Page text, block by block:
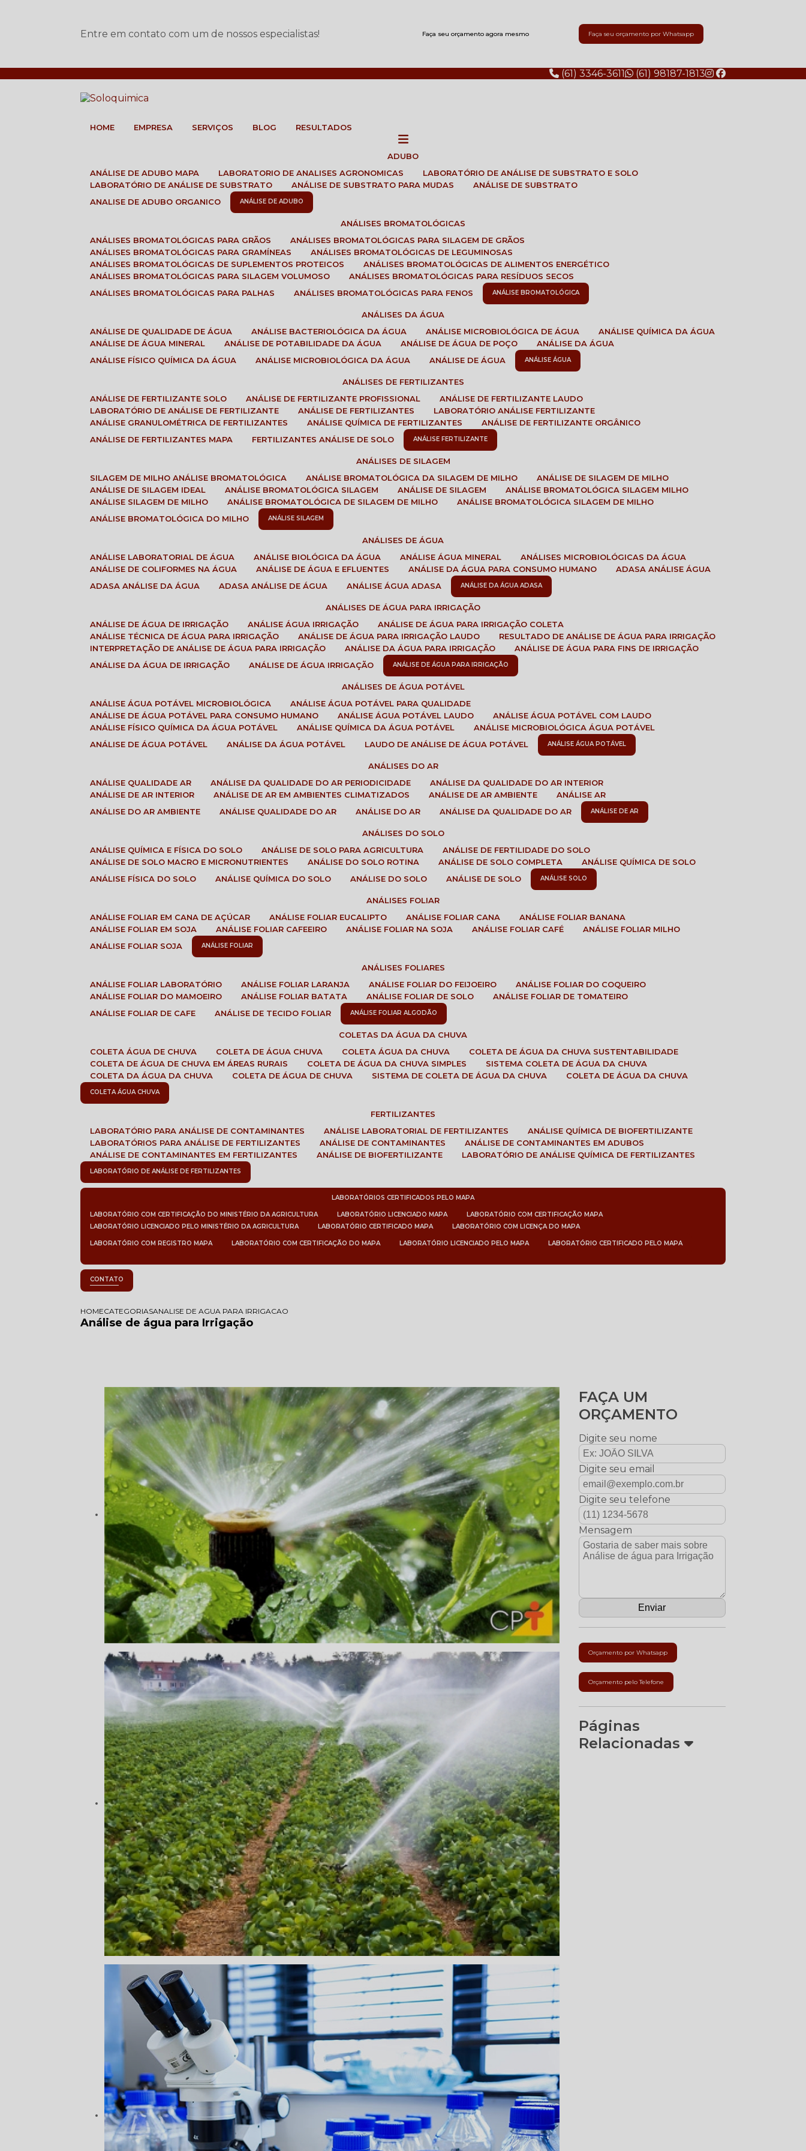
Entre em contato com um de nossos especialistas! Faça seu orçamento agora mesmo Faça seu orçamento por Whatsapp
(61) 3346-3611 (61) 98187-1813
HOME EMPRESA SERVIÇOS BLOG RESULTADOS
ADUBO
ANÁLISE DE ADUBO MAPA
LABORATORIO DE ANALISES AGRONOMICAS
LABORATÓRIO DE ANÁLISE DE SUBSTRATO E SOLO
LABORATÓRIO DE ANÁLISE DE SUBSTRATO
ANÁLISE DE SUBSTRATO PARA MUDAS
ANÁLISE DE SUBSTRATO
ANALISE DE ADUBO ORGANICO
ANÁLISE DE ADUBO
ANÁLISES BROMATOLÓGICAS
ANÁLISES BROMATOLÓGICAS PARA GRÃOS
ANÁLISES BROMATOLÓGICAS PARA SILAGEM DE GRÃOS
ANÁLISES BROMATOLÓGICAS PARA GRAMÍNEAS
ANÁLISES BROMATOLÓGICAS DE LEGUMINOSAS
ANÁLISES BROMATOLÓGICAS DE SUPLEMENTOS PROTEICOS
ANÁLISES BROMATOLÓGICAS DE ALIMENTOS ENERGÉTICO
ANÁLISES BROMATOLÓGICAS PARA SILAGEM VOLUMOSO
ANÁLISES BROMATOLÓGICAS PARA RESÍDUOS SECOS
ANÁLISES BROMATOLÓGICAS PARA PALHAS
ANÁLISES BROMATOLÓGICAS PARA FENOS ANÁLISE BROMATOLÓGICA
ANÁLISES DA ÁGUA
ANÁLISE DE QUALIDADE DE ÁGUA
ANÁLISE BACTERIOLÓGICA DA ÁGUA ANÁLISE MICROBIOLÓGICA DE ÁGUA
ANÁLISE QUÍMICA DA ÁGUA
ANÁLISE DE ÁGUA MINERAL
ANÁLISE DE POTABILIDADE DA ÁGUA ANÁLISE DE ÁGUA DE POÇO
ANÁLISE DA ÁGUA
ANÁLISE FÍSICO QUÍMICA DA ÁGUA
ANÁLISE MICROBIOLÓGICA DA ÁGUA ANÁLISE DE ÁGUA ANÁLISE ÁGUA
ANÁLISES DE FERTILIZANTES
ANÁLISE DE FERTILIZANTE SOLO
ANÁLISE DE FERTILIZANTE PROFISSIONAL
ANÁLISE DE FERTILIZANTE LAUDO
LABORATÓRIO DE ANÁLISE DE FERTILIZANTE
ANÁLISE DE FERTILIZANTES
LABORATÓRIO ANÁLISE FERTILIZANTE
ANÁLISE GRANULOMÉTRICA DE FERTILIZANTES
ANÁLISE QUÍMICA DE FERTILIZANTES
ANÁLISE DE FERTILIZANTE ORGÂNICO
ANÁLISE DE FERTILIZANTES MAPA
FERTILIZANTES ANÁLISE DE SOLO ANÁLISE FERTILIZANTE
ANÁLISES DE SILAGEM
SILAGEM DE MILHO ANÁLISE BROMATOLÓGICA
ANÁLISE BROMATOLÓGICA DA SILAGEM DE MILHO
ANÁLISE DE SILAGEM DE MILHO
ANÁLISE DE SILAGEM IDEAL
ANÁLISE BROMATOLÓGICA SILAGEM ANÁLISE DE SILAGEM
ANÁLISE BROMATOLÓGICA SILAGEM MILHO
ANÁLISE SILAGEM DE MILHO
ANÁLISE BROMATOLÓGICA DE SILAGEM DE MILHO
ANÁLISE BROMATOLÓGICA SILAGEM DE MILHO
ANÁLISE BROMATOLÓGICA DO MILHO
ANÁLISE SILAGEM
ANÁLISES DE ÁGUA
ANÁLISE LABORATORIAL DE ÁGUA
ANÁLISE BIOLÓGICA DA ÁGUA ANÁLISE ÁGUA MINERAL
ANÁLISES MICROBIOLÓGICAS DA ÁGUA
ANÁLISE DE COLIFORMES NA ÁGUA
ANÁLISE DE ÁGUA E EFLUENTES ANÁLISE DA ÁGUA PARA CONSUMO HUMANO
ADASA ANÁLISE ÁGUA
ADASA ANÁLISE DA ÁGUA
ADASA ANÁLISE DE ÁGUA ANÁLISE ÁGUA ADASA ANÁLISE DA ÁGUA ADASA
ANÁLISES DE ÁGUA PARA IRRIGAÇÃO
ANÁLISE DE ÁGUA DE IRRIGAÇÃO
ANÁLISE ÁGUA IRRIGAÇÃO
ANÁLISE DE ÁGUA PARA IRRIGAÇÃO COLETA
ANÁLISE TÉCNICA DE ÁGUA PARA IRRIGAÇÃO
ANÁLISE DE ÁGUA PARA IRRIGAÇÃO LAUDO
RESULTADO DE ANÁLISE DE ÁGUA PARA IRRIGAÇÃO
INTERPRETAÇÃO DE ANÁLISE DE ÁGUA PARA IRRIGAÇÃO
ANÁLISE DA ÁGUA PARA IRRIGAÇÃO
ANÁLISE DE ÁGUA PARA FINS DE IRRIGAÇÃO
ANÁLISE DA ÁGUA DE IRRIGAÇÃO
ANÁLISE DE ÁGUA IRRIGAÇÃO ANÁLISE DE ÁGUA PARA IRRIGAÇÃO
ANÁLISES DE ÁGUA POTÁVEL
ANÁLISE ÁGUA POTÁVEL MICROBIOLÓGICA
ANÁLISE ÁGUA POTÁVEL PARA QUALIDADE
ANÁLISE DE ÁGUA POTÁVEL PARA CONSUMO HUMANO
ANÁLISE ÁGUA POTÁVEL LAUDO
ANÁLISE ÁGUA POTÁVEL COM LAUDO
ANÁLISE FÍSICO QUÍMICA DA ÁGUA POTÁVEL
ANÁLISE QUÍMICA DA ÁGUA POTÁVEL
ANÁLISE MICROBIOLÓGICA ÁGUA POTÁVEL
ANÁLISE DE ÁGUA POTÁVEL
ANÁLISE DA ÁGUA POTÁVEL LAUDO DE ANÁLISE DE ÁGUA POTÁVEL ANÁLISE ÁGUA POTÁVEL
ANÁLISES DO AR
ANÁLISE QUALIDADE AR
ANÁLISE DA QUALIDADE DO AR PERIODICIDADE
ANÁLISE DA QUALIDADE DO AR INTERIOR
ANÁLISE DE AR INTERIOR
ANÁLISE DE AR EM AMBIENTES CLIMATIZADOS ANÁLISE DE AR AMBIENTE
ANÁLISE AR
ANÁLISE DO AR AMBIENTE
ANÁLISE QUALIDADE DO AR ANÁLISE DO AR ANÁLISE DA QUALIDADE DO AR ANÁLISE DE AR
ANÁLISES DO SOLO
ANÁLISE QUÍMICA E FÍSICA DO SOLO
ANÁLISE DE SOLO PARA AGRICULTURA
ANÁLISE DE FERTILIDADE DO SOLO
ANÁLISE DE SOLO MACRO E MICRONUTRIENTES
ANÁLISE DO SOLO ROTINA ANÁLISE DE SOLO COMPLETA
ANÁLISE QUÍMICA DE SOLO
ANÁLISE FÍSICA DO SOLO
ANÁLISE QUÍMICA DO SOLO ANÁLISE DO SOLO ANÁLISE DE SOLO ANÁLISE SOLO
ANÁLISES FOLIAR
ANÁLISE FOLIAR EM CANA DE AÇÚCAR
ANÁLISE FOLIAR EUCALIPTO ANÁLISE FOLIAR CANA
ANÁLISE FOLIAR BANANA
ANÁLISE FOLIAR EM SOJA
ANÁLISE FOLIAR CAFEEIRO ANÁLISE FOLIAR NA SOJA ANÁLISE FOLIAR CAFÉ
ANÁLISE FOLIAR MILHO
ANÁLISE FOLIAR SOJA
ANÁLISE FOLIAR
ANÁLISES FOLIARES
ANÁLISE FOLIAR LABORATÓRIO
ANÁLISE FOLIAR LARANJA ANÁLISE FOLIAR DO FEIJOEIRO
ANÁLISE FOLIAR DO COQUEIRO
ANÁLISE FOLIAR DO MAMOEIRO
ANÁLISE FOLIAR BATATA ANÁLISE FOLIAR DE SOLO
ANÁLISE FOLIAR DE TOMATEIRO
ANÁLISE FOLIAR DE CAFE
ANÁLISE DE TECIDO FOLIAR ANÁLISE FOLIAR ALGODÃO
COLETAS DA ÁGUA DA CHUVA
COLETA ÁGUA DE CHUVA
COLETA DE ÁGUA CHUVA COLETA ÁGUA DA CHUVA
COLETA DE ÁGUA DA CHUVA SUSTENTABILIDADE
COLETA DE ÁGUA DE CHUVA EM ÁREAS RURAIS
COLETA DE ÁGUA DA CHUVA SIMPLES
SISTEMA COLETA DE ÁGUA DA CHUVA
COLETA DA ÁGUA DA CHUVA
COLETA DE ÁGUA DE CHUVA SISTEMA DE COLETA DE ÁGUA DA CHUVA COLETA DE ÁGUA DA CHUVA
COLETA ÁGUA CHUVA
FERTILIZANTES
LABORATÓRIO PARA ANÁLISE DE CONTAMINANTES
ANÁLISE LABORATORIAL DE FERTILIZANTES
ANÁLISE QUÍMICA DE BIOFERTILIZANTE
LABORATÓRIOS PARA ANÁLISE DE FERTILIZANTES
ANÁLISE DE CONTAMINANTES
ANÁLISE DE CONTAMINANTES EM ADUBOS
ANÁLISE DE CONTAMINANTES EM FERTILIZANTES
ANÁLISE DE BIOFERTILIZANTE LABORATÓRIO DE ANÁLISE QUÍMICA DE FERTILIZANTES
LABORATÓRIO DE ANÁLISE DE FERTILIZANTES
LABORATÓRIOS CERTIFICADOS PELO MAPA
LABORATÓRIO COM CERTIFICAÇÃO DO MINISTÉRIO DA AGRICULTURA LABORATÓRIO LICENCIADO MAPA
LABORATÓRIO COM CERTIFICAÇÃO MAPA
LABORATÓRIO LICENCIADO PELO MINISTÉRIO DA AGRICULTURA
LABORATÓRIO CERTIFICADO MAPA LABORATÓRIO COM LICENÇA DO MAPA
LABORATÓRIO COM REGISTRO MAPA LABORATÓRIO COM CERTIFICAÇÃO DO MAPA LABORATÓRIO LICENCIADO PELO MAPA LABORATÓRIO CERTIFICADO PELO MAPA
CONTATO
HOMECATEGORIASANALISE DE AGUA PARA IRRIGACAO
Análise de água para Irrigação
FAÇA UM
ORÇAMENTO
Digite seu nome
Digite seu email
Digite seu telefone
Mensagem
Orçamento por Whatsapp
Orçamento pelo Telefone
Páginas
Relacionadas